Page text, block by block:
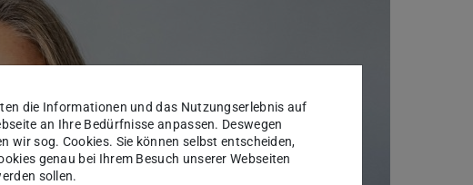
die Informationen und das Nutzungserlebnis auf
an Ihre Bedürfnisse anpassen. Deswegen
wir sog. Cookies. Sie können selbst entscheiden,
genau bei Ihrem Besuch unserer Webseiten
sollen.